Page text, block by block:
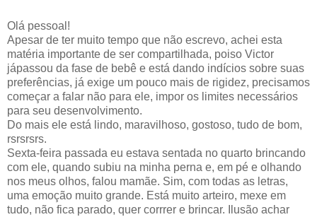
Olá pessoal!
Apesar de ter muito tempo que não escrevo, achei esta
matéria importante de ser compartilhada, poiso Victor
jápassou da fase de bebê e está dando indícios sobre suas
preferências, já exige um pouco mais de rigidez, precisamos
começar a falar não para ele, impor os limites necessários
para seu desenvolvimento.
Do mais ele está lindo, maravilhoso, gostoso, tudo de bom,
rsrsrsrs.
Sexta-feira passada eu estava sentada no quarto brincando
com ele, quando subiu na minha perna e, em pé e olhando
nos meus olhos, falou mamãe. Sim, com todas as letras,
uma emoção muito grande. Está muito arteiro, mexe em
tudo, não fica parado, quer corrrer e brincar. Ilusão achar